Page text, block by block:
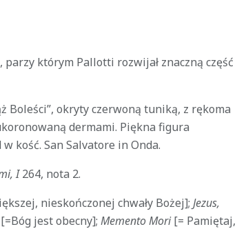
którym Pallotti rozwijał znaczną część
Boleści”, okryty czerwoną tuniką, z rękoma
dermami. Piękna figura
kość. San Salvatore in Onda.
I264, nota 2.
nieskończonej chwały Bożej]; Jezus,
jest obecny]; Memento Mori[= Pamiętaj,